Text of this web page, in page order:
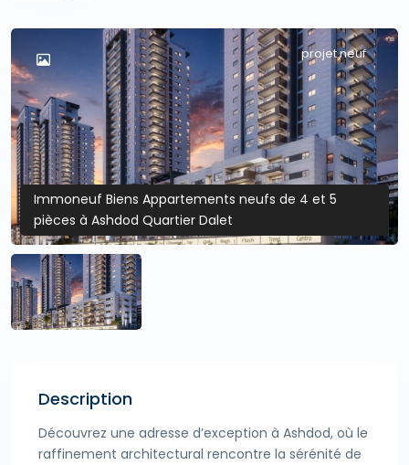
projet neuf
Immoneuf Biens Appartements neufs de 4 et 5
pièces à Ashdod Quartier Dalet
Description
Découvrez une adresse d’exception à Ashdod, où le
raffinement architectural rencontre la sérénité de